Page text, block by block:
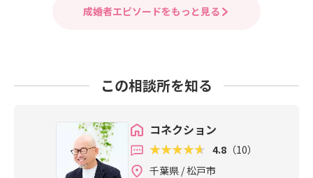
成婚者エピソードをもっと見る
この相談所を知る
コネクション
4.8 （10）
千葉県 / 松戸市